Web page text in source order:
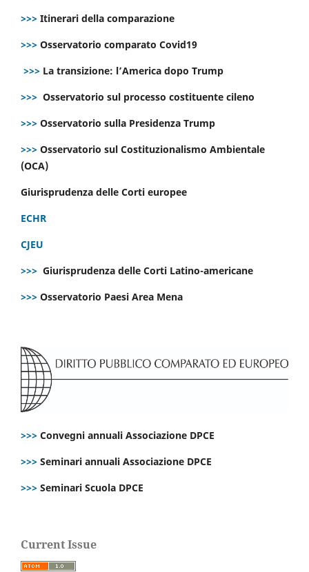
>>> Itinerari della comparazione
>>> Osservatorio comparato Covid19
>>> La transizione: l’America dopo Trump
>>> Osservatorio sul processo costituente cileno
>>> Osservatorio sulla Presidenza Trump
>>> Osservatorio sul Costituzionalismo Ambientale
(OCA)
Giurisprudenza delle Corti europee
ECHR
CJEU
>>> Giurisprudenza delle Corti Latino-americane
>>> Osservatorio Paesi Area Mena
>>> Convegni annuali Associazione DPCE
>>> Seminari annuali Associazione DPCE
>>> Seminari Scuola DPCE
Current Issue